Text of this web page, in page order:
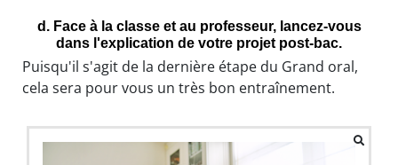
d. Face à la classe et au professeur, lancez-vous
dans l'explication de votre projet post-bac.
Puisqu'il s'agit de la dernière étape du Grand oral,
cela sera pour vous un très bon entraînement.